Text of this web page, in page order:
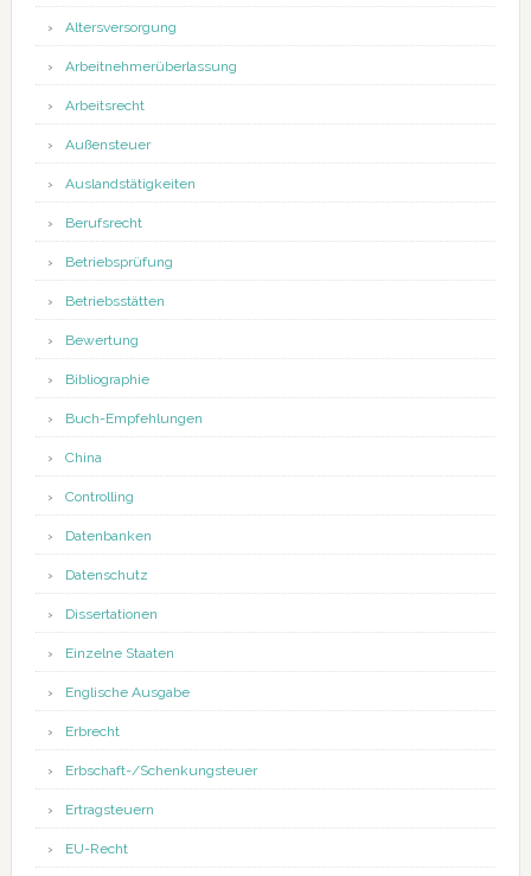
Altersversorgung
Arbeitnehmerüberlassung
Arbeitsrecht
Außensteuer
Auslandstätigkeiten
Berufsrecht
Betriebsprüfung
Betriebsstätten
Bewertung
Bibliographie
Buch-Empfehlungen
China
Controlling
Datenbanken
Datenschutz
Dissertationen
Einzelne Staaten
Englische Ausgabe
Erbrecht
Erbschaft-/Schenkungsteuer
Ertragsteuern
EU-Recht